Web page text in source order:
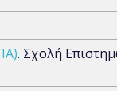
. Σχολή